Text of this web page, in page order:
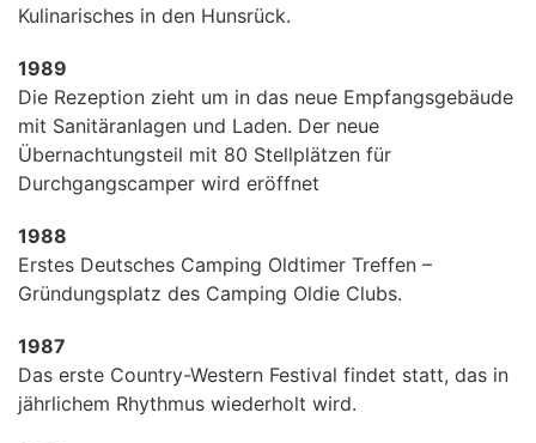
Kulinarisches in den Hunsrück.
1989
Die Rezeption zieht um in das neue Empfangsgebäude
mit Sanitäranlagen und Laden. Der neue
Übernachtungsteil mit 80 Stellplätzen für
Durchgangscamper wird eröffnet
1988
Erstes Deutsches Camping Oldtimer Treffen –
Gründungsplatz des Camping Oldie Clubs.
1987
Das erste Country-Western Festival findet statt, das in
jährlichem Rhythmus wiederholt wird.